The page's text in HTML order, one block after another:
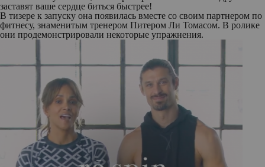
заставят ваше сердце биться быстрее!
В тизере к запуску она появилась вместе со своим партнером по
фитнесу, знаменитым тренером Питером Ли Томасом. В ролике
они продемонстрировали некоторые упражнения.